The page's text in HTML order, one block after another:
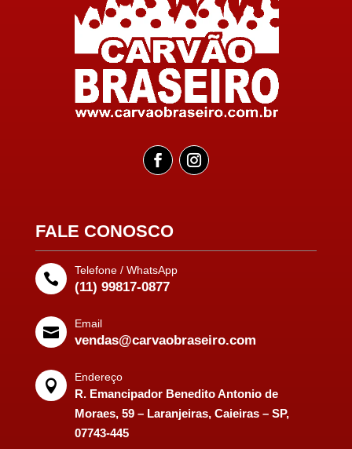
FALE CONOSCO

Telefone / WhatsApp
(11) 99817-0877

Email
vendas@carvaobraseiro.com

Endereço
R. Emancipador Benedito Antonio de
Moraes, 59 – Laranjeiras, Caieiras – SP,
07743-445